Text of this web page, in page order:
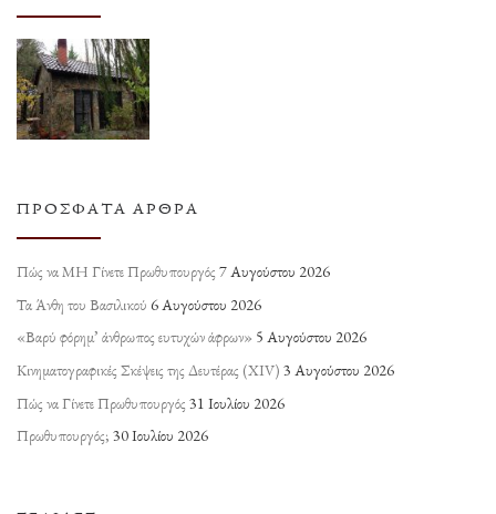
ΠΡΌΣΦΑΤΑ ΆΡΘΡΑ
Πώς να ΜΗ Γίνετε Πρωθυπουργός 7 Αυγούστου 2026
Τα Άνθη του Βασιλικού 6 Αυγούστου 2026
«Βαρύ φόρημ’ άνθρωπος ευτυχών άφρων» 5 Αυγούστου 2026
Κινηματογραφικές Σκέψεις της Δευτέρας (ΧΙV) 3 Αυγούστου 2026
Πώς να Γίνετε Πρωθυπουργός 31 Ιουλίου 2026
Πρωθυπουργός; 30 Ιουλίου 2026